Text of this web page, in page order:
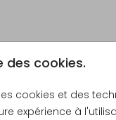
des cookies.
cookies et des
expérience à